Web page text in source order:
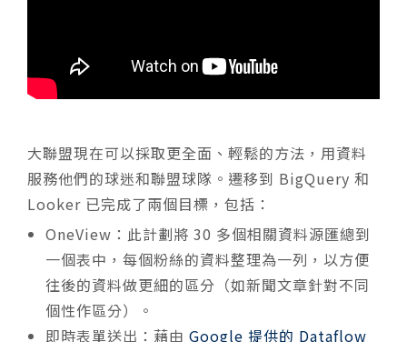
大聯盟現在可以採取更全面、輕鬆的方法，用資料
服務他們的球迷和聯盟球隊。遷移到 BigQuery 和
Looker 已完成了兩個目標，包括：
OneView：此計劃將 30 多個相關資料源匯總到
一個表中，每個粉絲的資料整理為一列，以方便
往後的資料做更細的區分（如新聞文章針對不同
個性作區分）。
即時表單送出：藉由 Google 提供的 Dataflow